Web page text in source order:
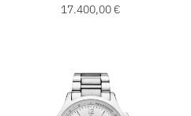
17.400,00 €